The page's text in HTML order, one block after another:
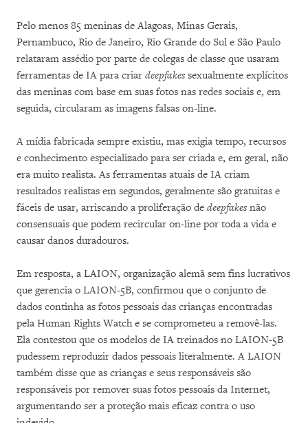
Pelo menos 85 meninas de Alagoas, Minas Gerais,
Pernambuco, Rio de Janeiro, Rio Grande do Sul e São Paulo
relataram assédio por parte de colegas de classe que usaram
ferramentas de IA para criar deepfakessexualmente explícitos
das meninas com base em suas fotos nas redes sociais e, em
seguida, circularam as imagens falsas on-line.
A mídia fabricada sempre existiu, mas exigia tempo, recursos
e conhecimento especializado para ser criada e, em geral, não
era muito realista. As ferramentas atuais de IA criam
resultados realistas em segundos, geralmente são gratuitas e
fáceis de usar, arriscando a proliferação de deepfakesnão
consensuais que podem recircular on-line por toda a vida e
causar danos duradouros.
Em resposta, a LAION, organização alemã sem fins lucrativos
que gerencia o LAION-5B, confirmou que o conjunto de
dados continha as fotos pessoais das crianças encontradas
pela Human Rights Watch e se comprometeu a removê-las.
Ela contestou que os modelos de IA treinados no LAION-5B
pudessem reproduzir dados pessoais literalmente. A LAION
também disse que as crianças e seus responsáveis são
responsáveis por remover suas fotos pessoais da Internet,
argumentando ser a proteção mais eficaz contra o uso